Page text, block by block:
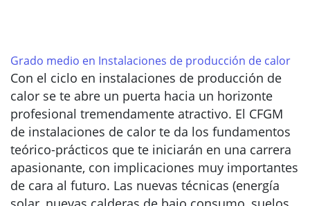
Grado medio en Instalaciones de producción de calor
Con el ciclo en instalaciones de producción de
calor se te abre un puerta hacia un horizonte
profesional tremendamente atractivo. El CFGM
de instalaciones de calor te da los fundamentos
teórico-prácticos que te iniciarán en una carrera
apasionante, con implicaciones muy importantes
de cara al futuro. Las nuevas técnicas (energía